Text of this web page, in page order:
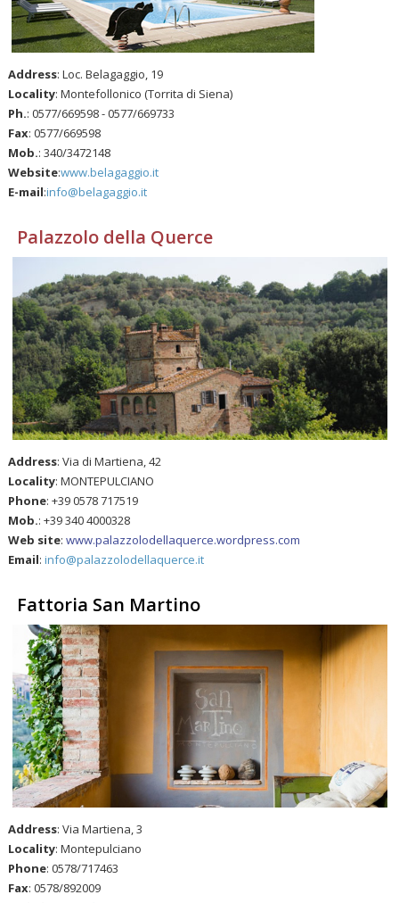
Address: Loc. Belagaggio, 19
Locality: Montefollonico (Torrita di Siena)
Ph.: 0577/669598 - 0577/669733
Fax: 0577/669598
Mob.: 340/3472148
Website:www.belagaggio.it
E-mail:info@belagaggio.it
Palazzolo della Querce
Address: Via di Martiena, 42
Locality: MONTEPULCIANO
Phone: +39 0578 717519
Mob.: +39 340 4000328
Web site:www.palazzolodellaquerce.wordpress.com
Email:info@palazzolodellaquerce.it
Fattoria San Martino
Address: Via Martiena, 3
Locality: Montepulciano
Phone: 0578/717463
Fax: 0578/892009